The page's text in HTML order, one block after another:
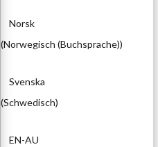
Norsk
(Norwegisch (Buchsprache))
Svenska
(Schwedisch)
EN-AU